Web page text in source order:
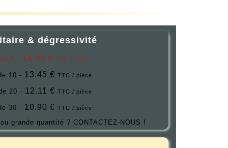
& dégressivité
1 - 14.95 € TTC / pièce
10 - 13.45 € TTC / pièce
20 - 12.11 € TTC / pièce
30 - 10.90 € TTC / pièce
grande quantité ? CONTACTEZ-NOUS !